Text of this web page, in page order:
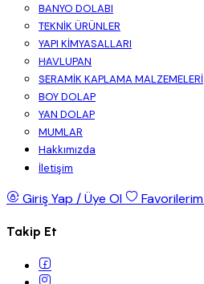
BANYO DOLABI
TEKNİK ÜRÜNLER
YAPI KİMYASALLARI
HAVLUPAN
SERAMİK KAPLAMA MALZEMELERİ
BOY DOLAP
YAN DOLAP
MUMLAR
Hakkımızda
İletişim
Giriş Yap / Üye Ol Favorilerim
Takip Et